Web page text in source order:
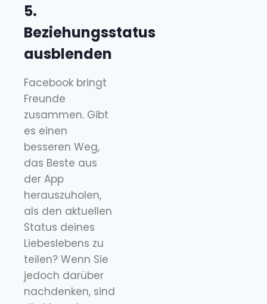
5.
Beziehungsstatus
ausblenden
Facebook bringt
Freunde
zusammen. Gibt
es einen
besseren Weg,
das Beste aus
der App
herauszuholen,
als den aktuellen
Status deines
Liebeslebens zu
teilen? Wenn Sie
jedoch darüber
nachdenken, sind